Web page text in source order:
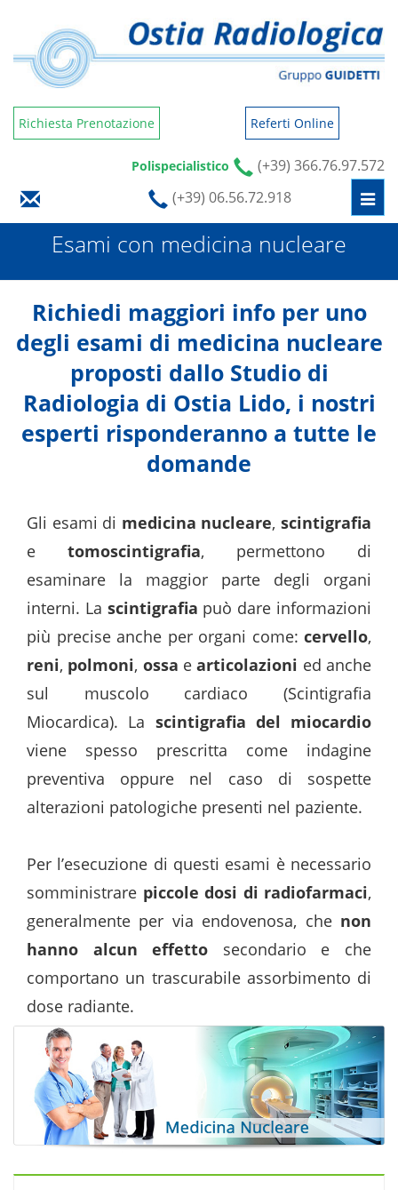
screen
Accessibilità
screen
reader
One
"Ctrl
Questo
collegamento
attiva
screen
reader
facilitare
navigazione
l'interazione
contenuto.
Richiesta Prenotazione Referti Online
Polispecialistico
(+39) 366.76.97.572
(+39) 06.56.72.918
Esami con medicina nucleare
Richiedi maggiori info per uno
degli esami di medicina nucleare
proposti dallo Studio di
Radiologia di Ostia Lido, i nostri
esperti risponderanno a tutte le
domande
Gli esami di medicina nucleare,scintigrafia
e tomoscintigrafia, permettono di
esaminare la maggior parte degli organi
interni. La scintigrafia può dare informazioni
più precise anche per organi come: cervello,
reni, polmoni, ossa earticolazioni ed anche
sul muscolo cardiaco (Scintigrafia
Miocardica). La scintigrafia del miocardio
viene spesso prescritta come indagine
preventiva oppure nel caso di sospette
alterazioni patologiche presenti nel paziente.
Per l’esecuzione di questi esami è necessario
somministrare piccole dosi di radiofarmaci,
generalmente per via endovenosa, che non
hanno alcun effetto secondario e che
comportano un trascurabile assorbimento di
dose radiante.